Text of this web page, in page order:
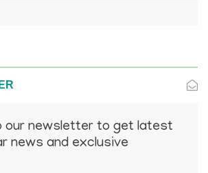
our newsletter to get latest
news and exclusive